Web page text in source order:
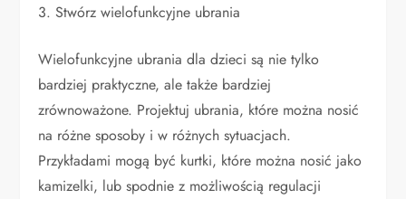
3. Stwórz wielofunkcyjne ubrania
Wielofunkcyjne ubrania dla dzieci są nie tylko
bardziej praktyczne, ale także bardziej
zrównoważone. Projektuj ubrania, które można nosić
na różne sposoby i w różnych sytuacjach.
Przykładami mogą być kurtki, które można nosić jako
kamizelki, lub spodnie z możliwością regulacji